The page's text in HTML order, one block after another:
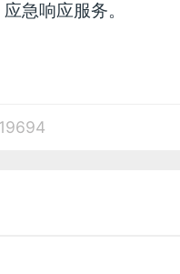
急响应服务。